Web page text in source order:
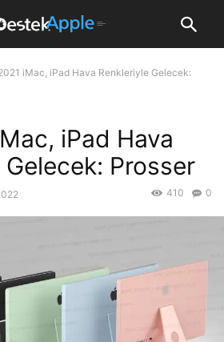
iMac, iPad Hava Renkleriyle Gelecek:
iPad Hava
Prosser
0
410